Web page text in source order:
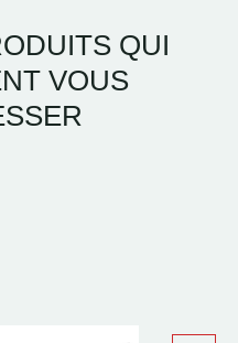
QUI
VOUS